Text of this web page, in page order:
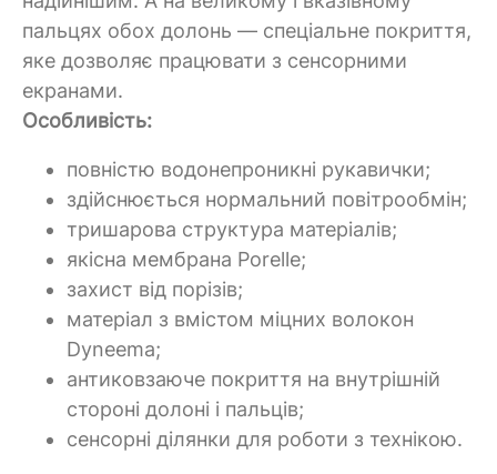
пальцях обох долонь — спеціальне покриття,
яке дозволяє працювати з сенсорними
екранами.
Особливість:
повністю водонепроникні рукавички;
здійснюється нормальний повітрообмін;
тришарова структура матеріалів;
якісна мембрана Porelle;
захист від порізів;
матеріал з вмістом міцних волокон
Dyneema;
антиковзаюче покриття на внутрішній
стороні долоні і пальців;
сенсорні ділянки для роботи з технікою.